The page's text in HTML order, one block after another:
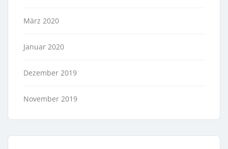
März 2020
Januar 2020
Dezember 2019
November 2019